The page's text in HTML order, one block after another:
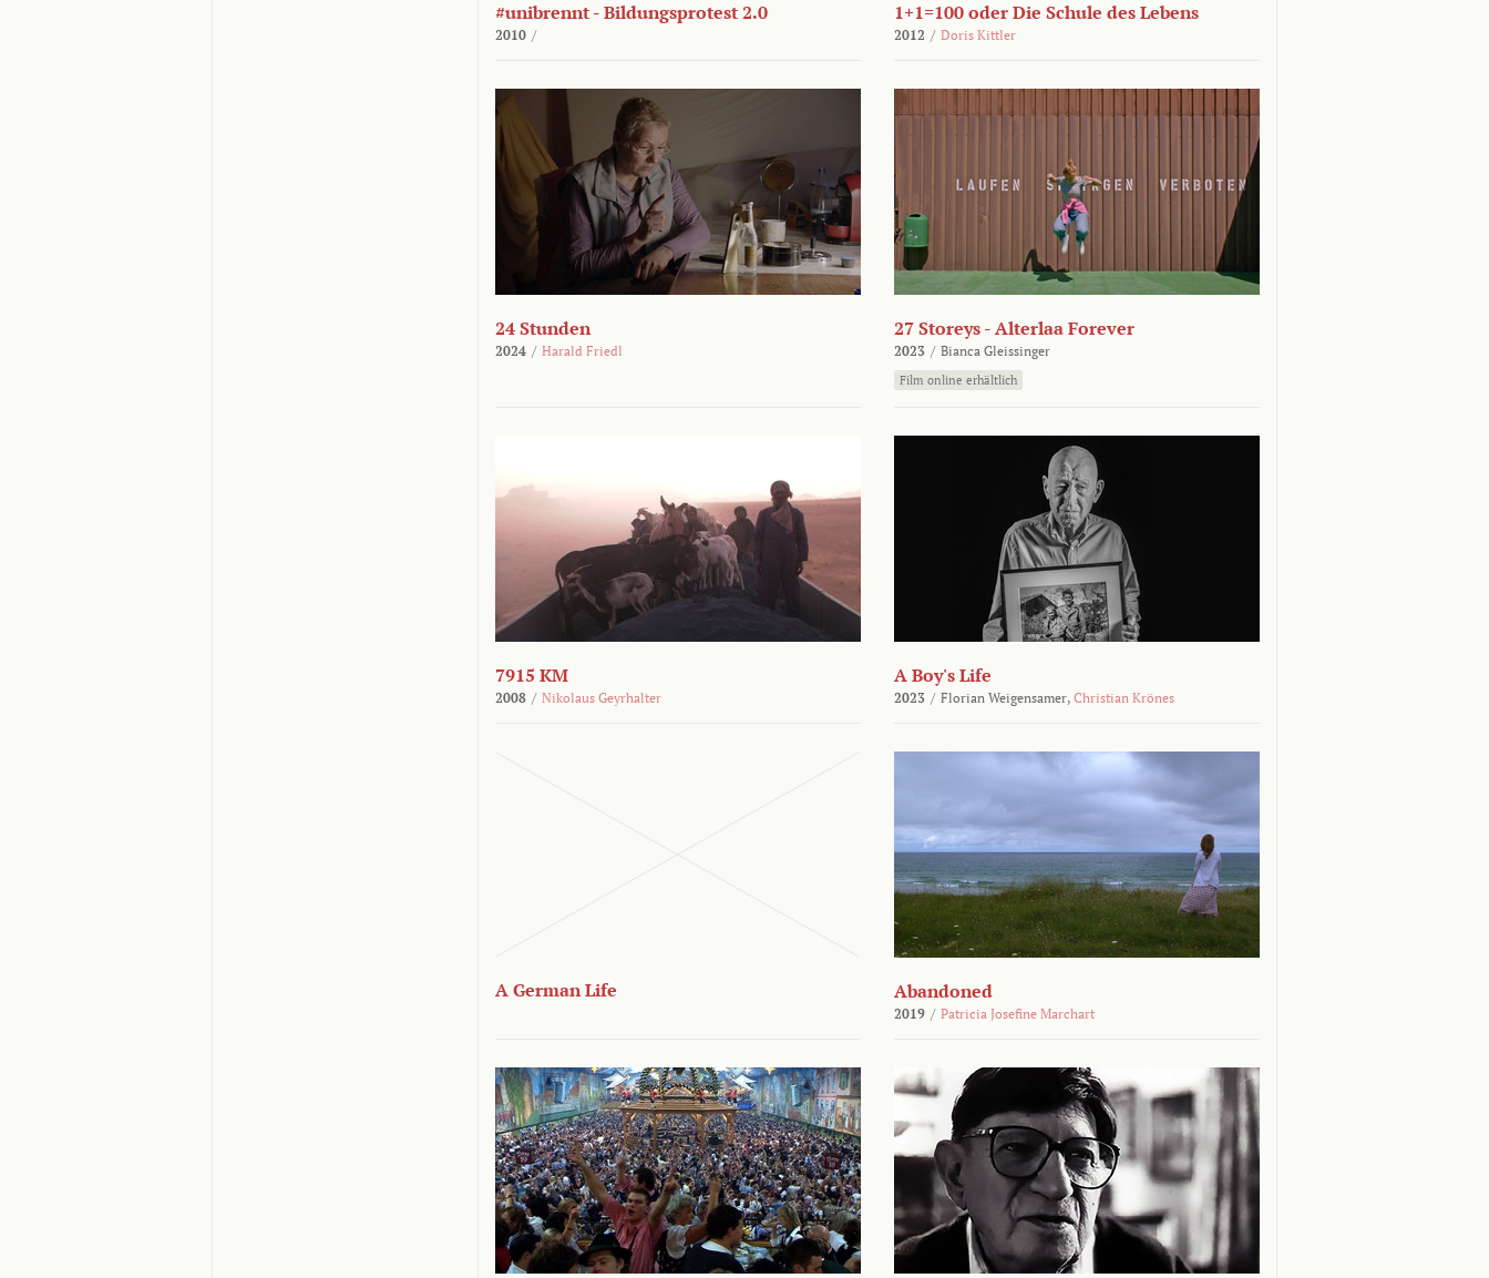
#unibrennt - Bildungsprotest 2.0
2010 /
1+1=100 oder Die Schule des Lebens
2012 / Doris Kittler
24 Stunden
2024 / Harald Friedl
27 Storeys - Alterlaa Forever
2023 / Bianca Gleissinger
Film online erhältlich
7915 KM
2008 / Nikolaus Geyrhalter
A Boy's Life
2023 / Florian Weigensamer, Christian Krönes
A German Life Abandoned
2019 / Patricia Josefine Marchart